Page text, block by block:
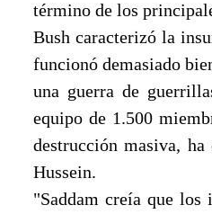
término de los
Bush caracterizó la
funcionó demasiado
una guerra de
equipo de 1.500
destrucción masiva,
Hussein.
"Saddam creía que los